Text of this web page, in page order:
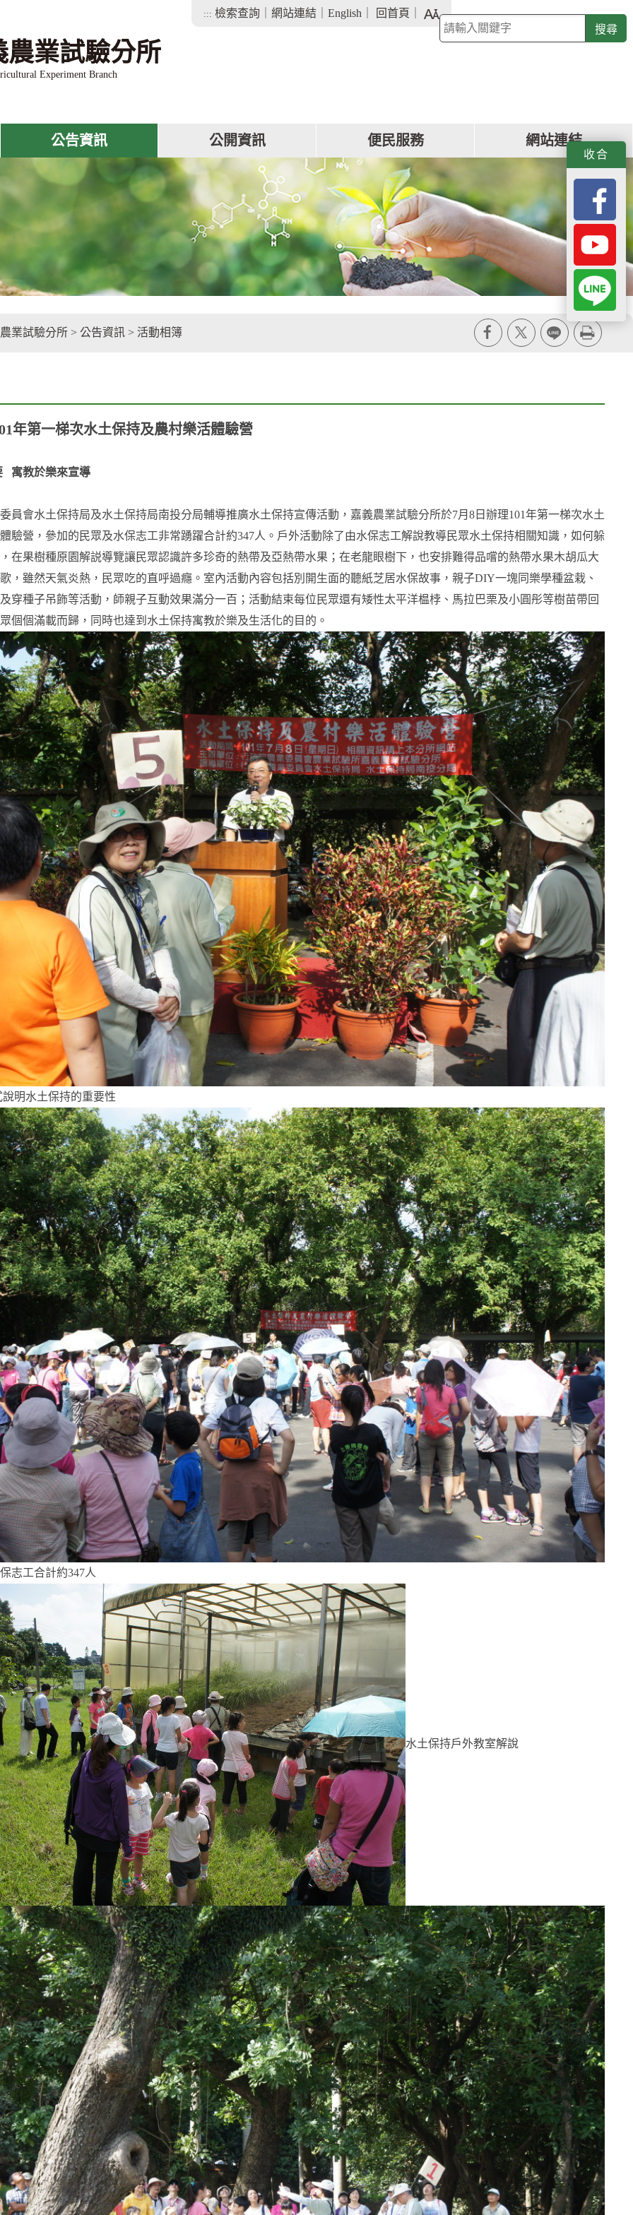
農業試驗分所
Experiment Branch
::: 檢索查詢 網站連結 English 回首頁
字
級
大
關
鍵
公告資訊 公開資訊 便民服務 網站連結
收合
業試驗分所 > 公告資訊 > 活動相簿
年第一梯次水土保持及農村樂活體驗營
寓教於樂來宣導
員會水土保持局及水土保持局南投分局輔導推廣水土保持宣傳活動，嘉義農業試驗分所於7月8日辦理101年第一梯次水土
驗營，參加的民眾及水保志工非常踴躍合計約347人。戶外活動除了由水保志工解說教導民眾水土保持相關知識，如何躲
在果樹種原園解説導覽讓民眾認識許多珍奇的熱帶及亞熱帶水果；在老龍眼樹下，也安排難得品嚐的熱帶水果木胡瓜大
，雖然天氣炎熱，民眾吃的直呼過癮。室內活動內容包括別開生面的聽紙芝居水保故事，親子DIY一塊同樂學種盆栽、
穿種子吊飾等活動，師親子互動效果滿分一百；活動結束每位民眾還有矮性太平洋榅桲、馬拉巴栗及小圓彤等樹苗帶回
個個滿載而歸，同時也達到水土保持寓教於樂及生活化的目的。
明水土保持的重要性
志工合計約347人
水土保持戶外教室解說